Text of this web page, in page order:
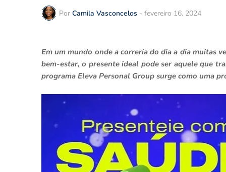
Por Camila Vasconcelos - fevereiro 16, 2024
Em um mundo onde a correria do dia a dia muitas
bem-estar, o presente ideal pode ser aquele que
programa Eleva Personal Group surge como uma